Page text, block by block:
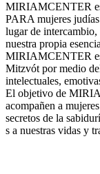
MIRIAMCENTER
PARA mujeres
lugar de
nuestra propia
MIRIAMCENTER
Mitzvót por medio
intelectuales,
El objetivo de
acompañen a
secretos de la
s a nuestras vidas y